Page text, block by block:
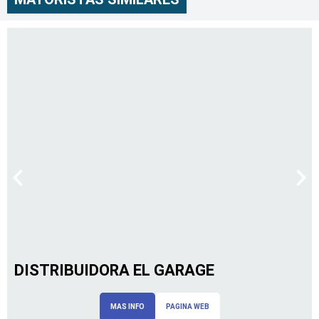
DISTRIBUIDORA EL GARAGE
MAS INFO PAGINA WEB